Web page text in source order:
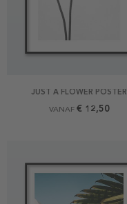
JUST A FLOWER POSTER
VANAF € 12,50